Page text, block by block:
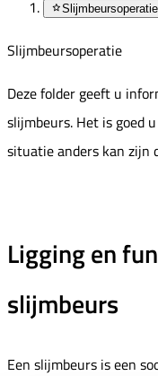
Slijmbeursoperatie
Slijmbeursoperatie
Deze folder geeft u
slijmbeurs. Het is goed
situatie anders kan zijn
Ligging en
slijmbeurs
Een slijmbeurs is een